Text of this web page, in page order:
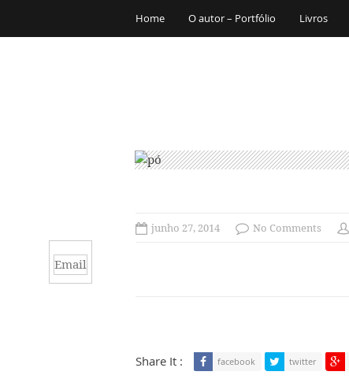
Home O autor – Portfólio Livros
junho 27, 2014 No Comments
Email
Share It : facebook twitter